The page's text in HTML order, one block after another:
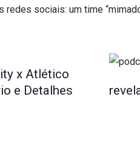
sociais: um time
x Atlético
e Detalhes